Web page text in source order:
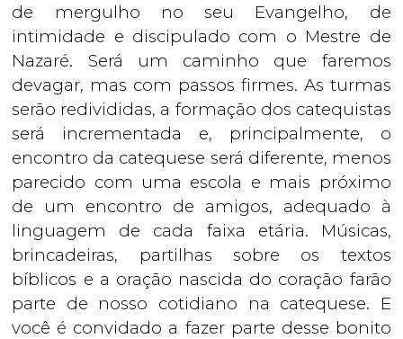
de mergulho no seu Evangelho, de
intimidade e discipulado com o Mestre de
Nazaré. Será um caminho que faremos
devagar, mas com passos firmes. As turmas
serão redivididas, a formação dos catequistas
será incrementada e, principalmente, o
encontro da catequese será diferente, menos
parecido com uma escola e mais próximo
de um encontro de amigos, adequado à
linguagem de cada faixa etária. Músicas,
brincadeiras, partilhas sobre os textos
bíblicos e a oração nascida do coração farão
parte de nosso cotidiano na catequese. E
você é convidado a fazer parte desse bonito